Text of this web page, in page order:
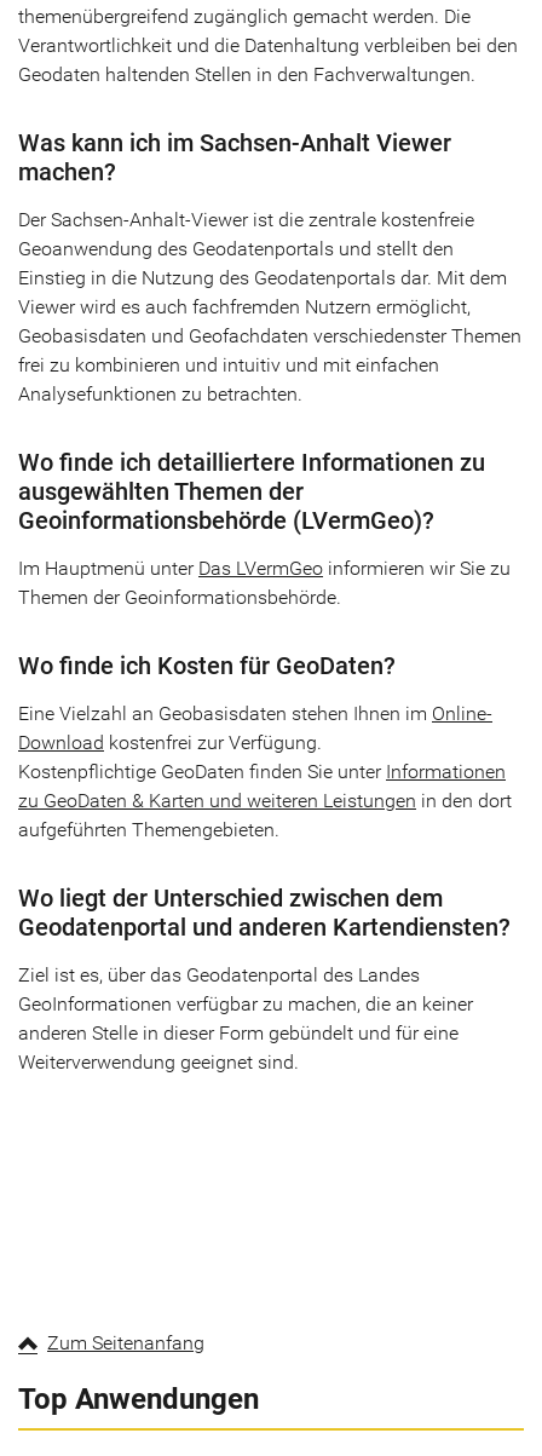
themenübergreifend zugänglich gemacht werden. Die
Verantwortlichkeit und die Datenhaltung verbleiben bei den
Geodaten haltenden Stellen in den Fachverwaltungen.
Was kann ich im Sachsen-Anhalt Viewer
machen?
Der Sachsen-Anhalt-Viewer ist die zentrale kostenfreie
Geoanwendung des Geodatenportals und stellt den
Einstieg in die Nutzung des Geodatenportals dar. Mit dem
Viewer wird es auch fachfremden Nutzern ermöglicht,
Geobasisdaten und Geofachdaten verschiedenster Themen
frei zu kombinieren und intuitiv und mit einfachen
Analysefunktionen zu betrachten.
Wo finde ich detailliertere Informationen zu
ausgewählten Themen der
Geoinformationsbehörde (LVermGeo)?
Im Hauptmenü unter Das LVermGeo informieren wir Sie zu
Themen der Geoinformationsbehörde.
Wo finde ich Kosten für GeoDaten?
Eine Vielzahl an Geobasisdaten stehen Ihnen im Online-
Download kostenfrei zur Verfügung.
Kostenpflichtige GeoDaten finden Sie unter Informationen
zu GeoDaten & Karten und weiteren Leistungen in den dort
aufgeführten Themengebieten.
Wo liegt der Unterschied zwischen dem
Geodatenportal und anderen Kartendiensten?
Ziel ist es, über das Geodatenportal des Landes
GeoInformationen verfügbar zu machen, die an keiner
anderen Stelle in dieser Form gebündelt und für eine
Weiterverwendung geeignet sind.
Zum Seitenanfang
Top Anwendungen